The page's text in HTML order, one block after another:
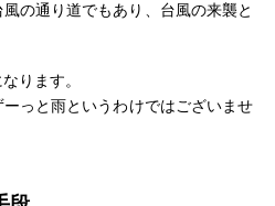
の通り道でもあり、台風の来襲と
ります。
っと雨というわけではございませ